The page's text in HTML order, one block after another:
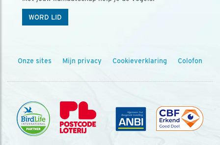
WORD LID
Onze sites Mijn privacy Cookieverklaring Colofon